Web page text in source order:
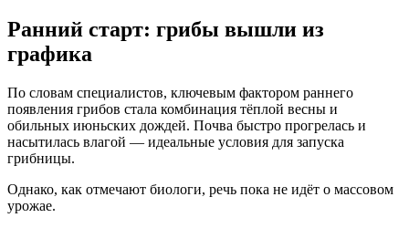
Ранний старт: грибы вышли из
графика
По словам специалистов, ключевым фактором раннего
появления грибов стала комбинация тёплой весны и
обильных июньских дождей. Почва быстро прогрелась и
насытилась влагой — идеальные условия для запуска
грибницы.
Однако, как отмечают биологи, речь пока не идёт о массовом
урожае.